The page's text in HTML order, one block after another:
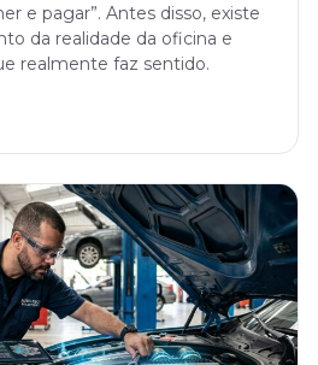
e pagar”. Antes disso, existe
da realidade da oficina e
realmente faz sentido.